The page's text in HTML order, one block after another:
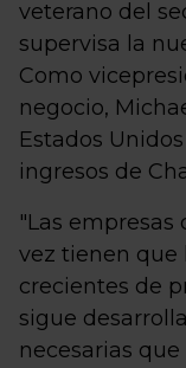
veterano del
supervisa la
Como
negocio,
Estados
ingresos de
"Las empresas
vez tienen que
crecientes de
sigue
necesarias